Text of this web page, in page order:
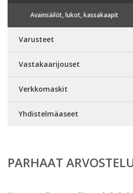
Avainsäilöt, lukot, kassakaapit
Varusteet
Vastakaarijouset
Verkkomaskit
Yhdistelmäaseet
PARHAAT